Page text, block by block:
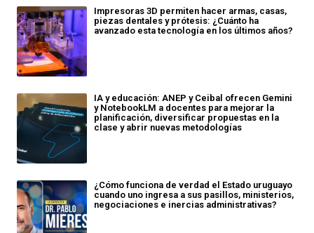
Impresoras 3D permiten hacer armas, casas,
piezas dentales y prótesis: ¿Cuánto ha
avanzado esta tecnología en los últimos años?
IA y educación: ANEP y Ceibal ofrecen Gemini
y NotebookLM a docentes para mejorar la
planificación, diversificar propuestas en la
clase y abrir nuevas metodologías
¿Cómo funciona de verdad el Estado uruguayo
cuando uno ingresa a sus pasillos, ministerios,
negociaciones e inercias administrativas?